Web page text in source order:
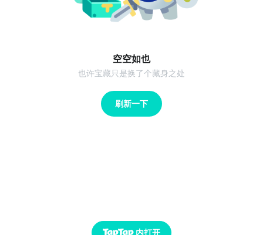
空空如也
也许宝藏只是换了个藏身之处
刷新一下
内打开